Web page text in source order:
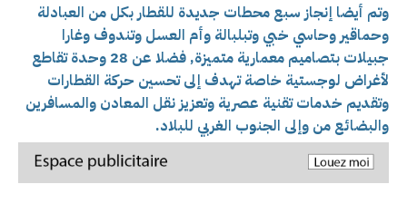
وتم أيضا إنجاز سبع محطات جديدة للقطار بكل من العبادلة
وحماقير وحاسي خبي وتبلبالة وأم العسل وتندوف وغارا
جبيلات بتصاميم معمارية متميزة, فضلا عن 28 وحدة تقاطع
لأغراض لوجستية خاصة تهدف إلى تحسين حركة القطارات
وتقديم خدمات تقنية عصرية وتعزيز نقل المعادن والمسافرين
والبضائع من وإلى الجنوب الغربي للبلاد.